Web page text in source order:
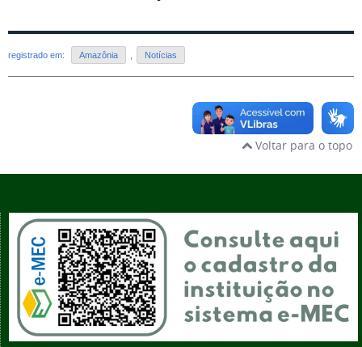
registrado em: Amazônia Notícias
Voltar para o topo